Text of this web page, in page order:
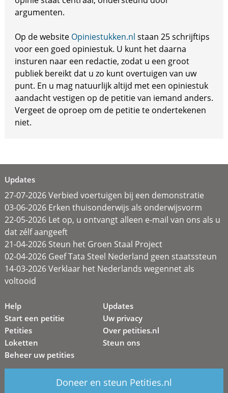
argumenten.
Op de website Opiniestukken.nl staan 25 schrijftips
voor een goed opiniestuk. U kunt het daarna
insturen naar een redactie, zodat u een groot
publiek bereikt dat u zo kunt overtuigen van uw
punt. En u mag natuurlijk altijd met een opiniestuk
aandacht vestigen op de petitie van iemand anders.
Vergeet de oproep om de petitie te ondertekenen
niet.
Updates
27-07-2026 Verbied voertuigen bij een demonstratie
03-06-2026 Erken thuisonderwijs als onderwijsvorm
22-05-2026 Let op, u ontvangt alleen e-mail van ons als u
dat zélf aangeeft
21-04-2026 Steun het Groen Staal Project
02-04-2026 Geef Tata Steel Nederland geen staatssteun
14-03-2026 Verklaar het Nederlands wegennet als
voltooid
Help
Start een petitie
Petities
Loketten
Beheer uw petities
Updates
Uw privacy
Over petities.nl
Steun ons
Doneer en steun Petities.nl